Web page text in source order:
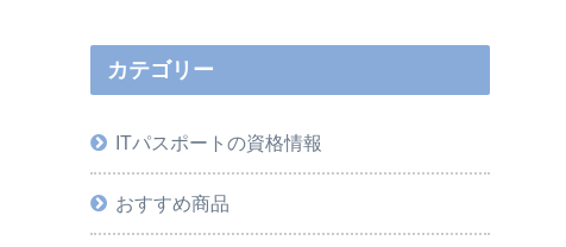
カテゴリー
ITパスポートの資格情報
おすすめ商品